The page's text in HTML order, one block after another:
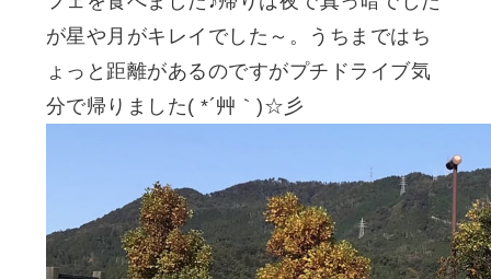
が星や月がキレイでした～。うちまではち
ょっと距離があるのですがプチドライブ気
分で帰りました( *´艸｀)☆彡